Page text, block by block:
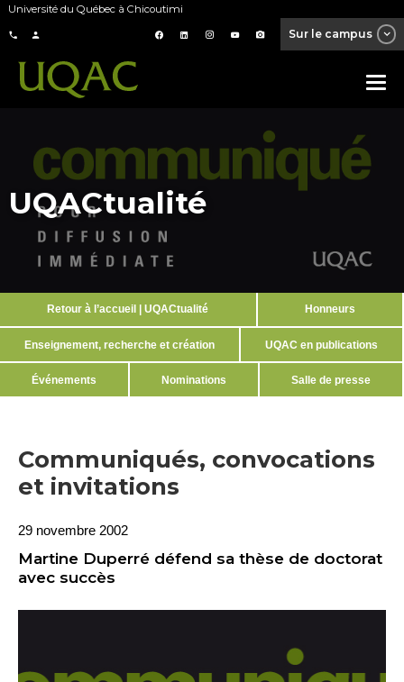
Université du Québec à Chicoutimi
Sur le campus
UQACtualité
Retour à l’accueil | UQACtualité Honneurs
Enseignement, recherche et création UQAC en publications
Événements Nominations Salle de presse
Communiqués, convocations
et invitations
29 novembre 2002
Martine Duperré défend sa thèse de doctorat
avec succès